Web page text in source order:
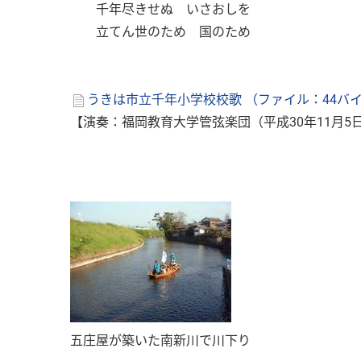
千年尽きせぬ いさおしを
立てん世のため 国のため
うきは市立千年小学校校歌 （ファイル：44バ
【演奏：福岡教育大学管弦楽団（平成30年11月5日
五庄屋が築いた南新川で川下り